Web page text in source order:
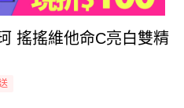
搖搖維他命C亮白雙精